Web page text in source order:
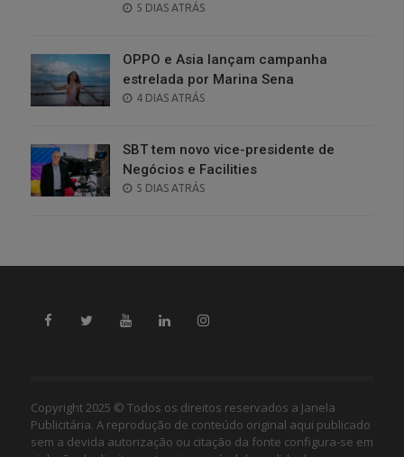
POSTED
5 DIAS ATRÁS
OPPO e Asia lançam campanha
estrelada por Marina Sena
POSTED
4 DIAS ATRÁS
SBT tem novo vice-presidente de
Negócios e Facilities
POSTED
5 DIAS ATRÁS
Copyright 2025 © Todos os direitos reservados a Janela
Publicitária. A reprodução de conteúdo original aqui publicado
sem a devida autorização ou citação da fonte configura-se em